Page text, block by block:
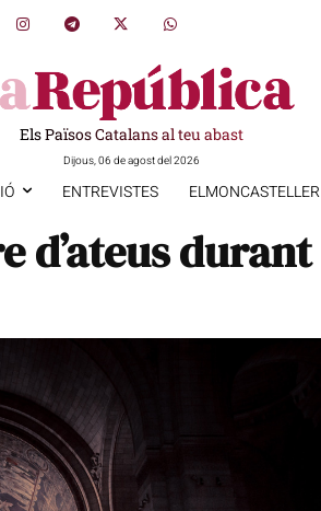
Els Països Catalans al teu abast
Dijous, 06 de agost del 2026
ENTREVISTES ELMONCASTELLER
d’ateus durant